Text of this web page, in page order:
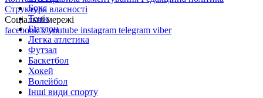
Структура власності
Соціальні мережі
facebookxyoutube instagram telegram viber
Бокс
Теніс
Біатлон
Легка атлетика
Футзал
Баскетбол
Хокей
Волейбол
Інші види спорту